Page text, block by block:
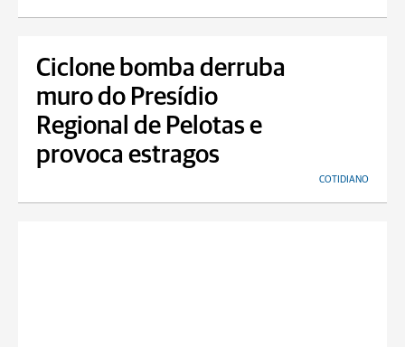
Ciclone bomba derruba
muro do Presídio
Regional de Pelotas e
provoca estragos
COTIDIANO